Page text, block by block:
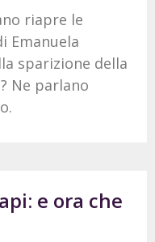
riapre le
Emanuela
sparizione della
Ne parlano
e ora che